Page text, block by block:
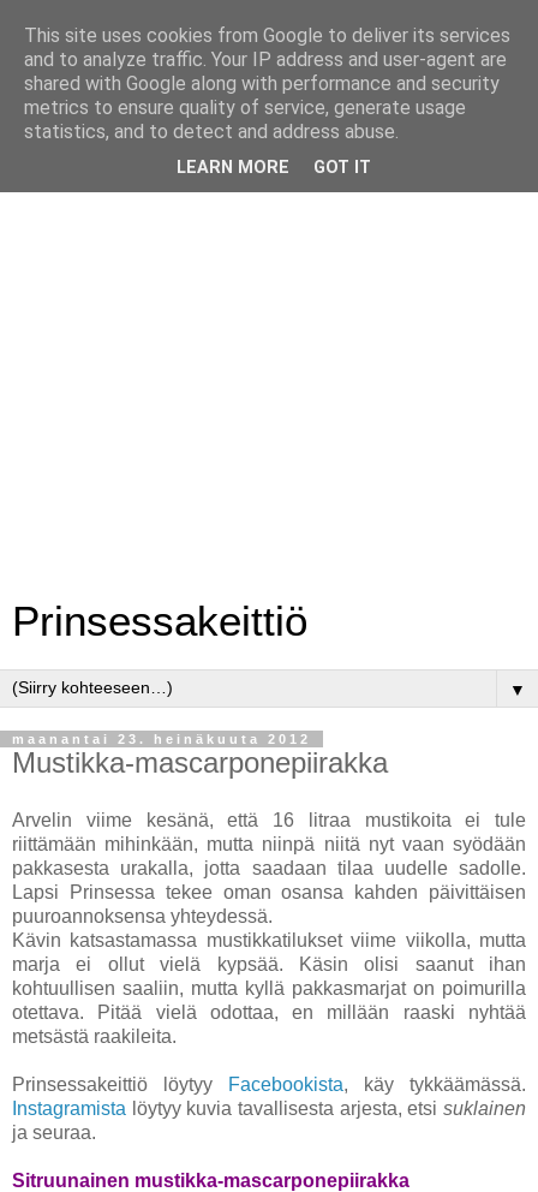
Prinsessakeittiö
▼
maanantai 23. heinäkuuta 2012
Mustikka-mascarponepiirakka
Arvelin viime kesänä, että 16 litraa mustikoita ei tule
riittämään mihinkään, mutta niinpä niitä nyt vaan syödään
pakkasesta urakalla, jotta saadaan tilaa uudelle sadolle.
Lapsi Prinsessa tekee oman osansa kahden päivittäisen
puuroannoksensa yhteydessä.
Kävin katsastamassa mustikkatilukset viime viikolla, mutta
marja ei ollut vielä kypsää. Käsin olisi saanut ihan
kohtuullisen saaliin, mutta kyllä pakkasmarjat on poimurilla
otettava. Pitää vielä odottaa, en millään raaski nyhtää
metsästä raakileita.
Prinsessakeittiö löytyy Facebookista, käy tykkäämässä.
Instagramista löytyy kuvia tavallisesta arjesta, etsisuklainen
ja seuraa.
Sitruunainen mustikka-mascarponepiirakka
This site uses cookies from Google to deliver its services
and to analyze traffic. Your IP address and user-agent are
shared with Google along with performance and security
metrics to ensure quality of service, generate usage
statistics, and to detect and address abuse.
LEARN MORE GOT IT